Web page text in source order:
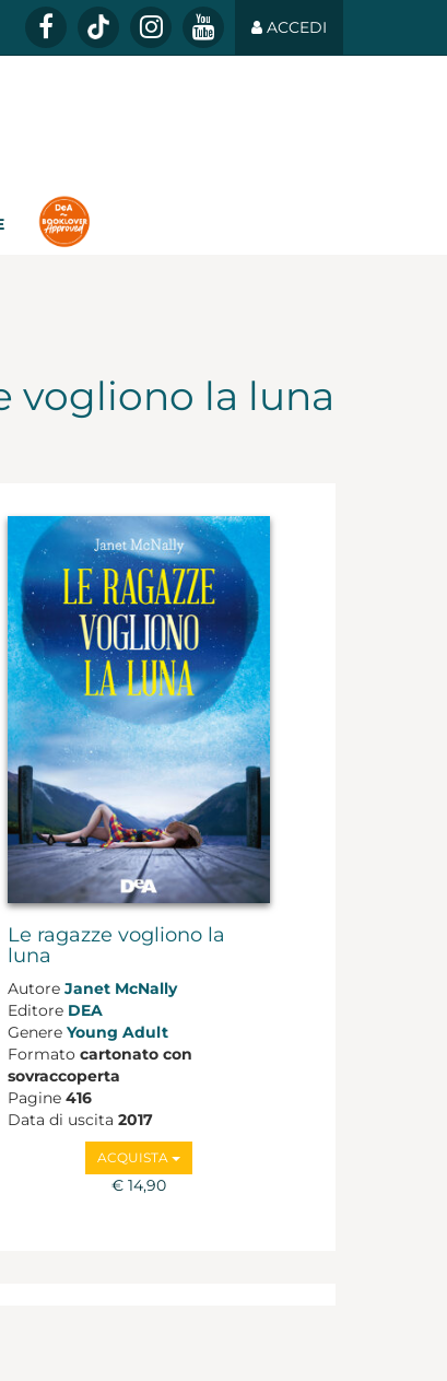
ACCEDI
vogliono la luna
Le ragazze vogliono la
luna
Autore Janet McNally
Editore DEA
Genere Young Adult
Formato cartonato con
sovraccoperta
Pagine 416
Data di uscita 2017
ACQUISTA
€ 14,90